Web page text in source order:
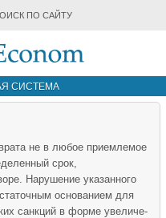
ПО САЙТУ
СИСТЕМА
не в любое приемлемое
срок,
Нарушение указанного
основанием для
санкций в форме увеличе­